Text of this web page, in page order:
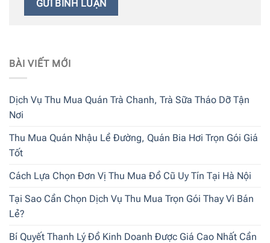
BÀI VIẾT MỚI
Dịch Vụ Thu Mua Quán Trà Chanh, Trà Sữa Tháo Dỡ Tận
Nơi
Thu Mua Quán Nhậu Lề Đường, Quán Bia Hơi Trọn Gói Giá
Tốt
Cách Lựa Chọn Đơn Vị Thu Mua Đồ Cũ Uy Tín Tại Hà Nội
Tại Sao Cần Chọn Dịch Vụ Thu Mua Trọn Gói Thay Vì Bán
Lẻ?
Bí Quyết Thanh Lý Đồ Kinh Doanh Được Giá Cao Nhất Cần